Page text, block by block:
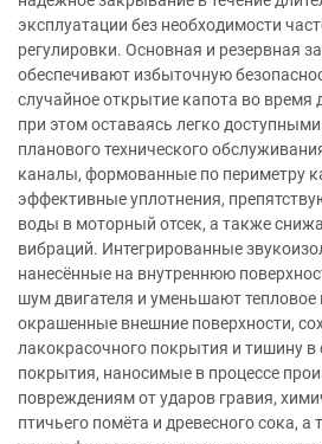
эксплуатации без необходимости
регулировки. Основная и резервная
обеспечивают избыточную
случайное открытие капота во
при этом оставаясь легко
планового технического
каналы, формованные по периметру
эффективные уплотнения,
воды в моторный отсек, а также
вибраций. Интегрированные
нанесённые на внутреннюю
шум двигателя и уменьшают тепловое
окрашенные внешние поверхности,
лакокрасочного покрытия и тишину
покрытия, наносимые в процессе
повреждениям от ударов гравия,
птичьего помёта и древесного сока,